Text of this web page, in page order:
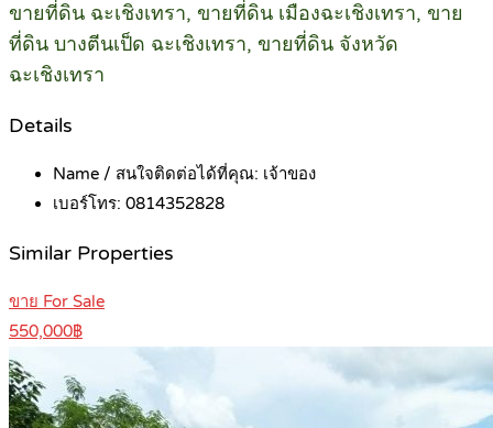
ขายที่ดิน ฉะเชิงเทรา, ขายที่ดิน เมืองฉะเชิงเทรา, ขาย
ที่ดิน บางตีนเป็ด ฉะเชิงเทรา, ขายที่ดิน จังหวัด
ฉะเชิงเทรา
Details
Name / สนใจติดต่อได้ที่คุณ: เจ้าของ
เบอร์โทร: 0814352828
Similar Properties
ขาย For Sale
550,000฿